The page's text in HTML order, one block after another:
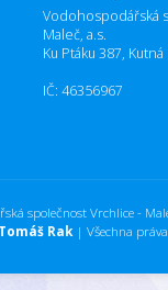
Vodohospodářská
Maleč, a.s.
Ku Ptáku 387,
IČ: 46356967
společnost Vrchlice -
Rak | Všechna